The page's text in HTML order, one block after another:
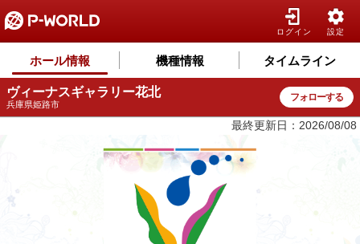
ログイン 設定
ホール情報 機種情報 タイムライン
ヴィーナスギャラリー花北
兵庫県姫路市
フォローする
最終更新日：2026/08/08